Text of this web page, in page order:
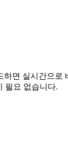
면 실시간으
필요 없습니다.